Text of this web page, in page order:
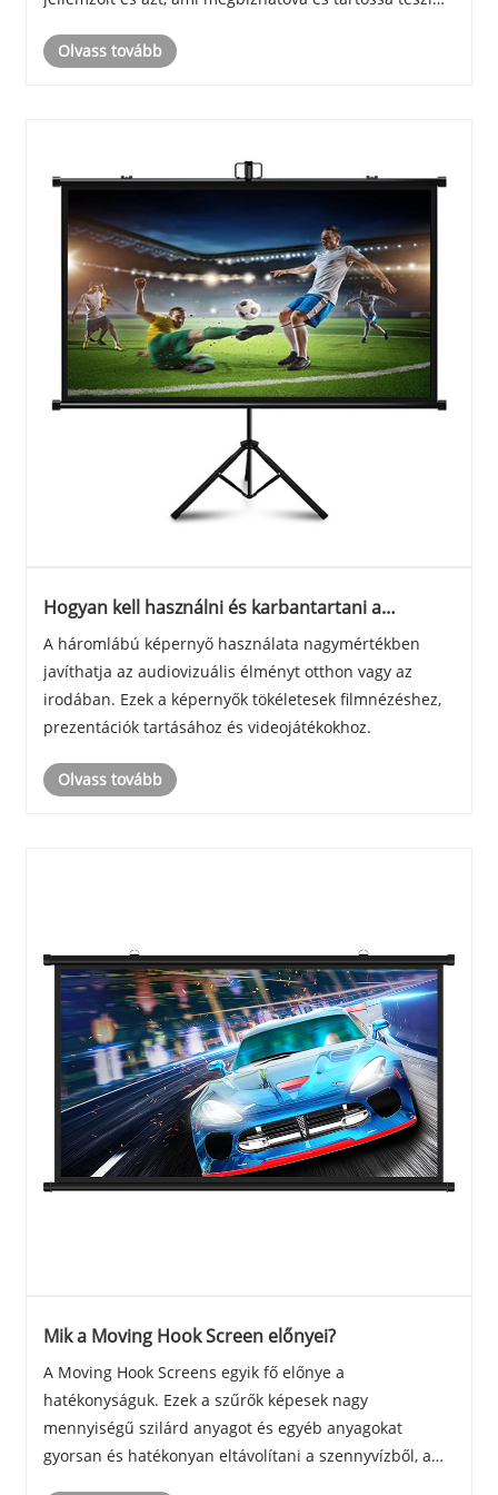
Olvass tovább
Hogyan kell használni és karbantartani a
A háromlábú képernyő használata nagymértékben
javíthatja az audiovizuális élményt otthon vagy az
irodában. Ezek a képernyők tökéletesek filmnézéshez,
prezentációk tartásához és videojátékokhoz.
Olvass tovább
Mik a Moving Hook Screen előnyei?
A Moving Hook Screens egyik fő előnye a
hatékonyságuk. Ezek a szűrők képesek nagy
mennyiségű szilárd anyagot és egyéb anyagokat
gyorsan és hatékonyan eltávolítani a szennyvízből, ami